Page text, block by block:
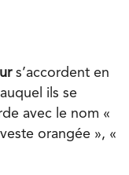
s’accordent en
ils se
avec le nom «
orangée », «